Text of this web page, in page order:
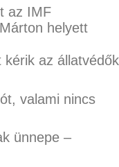
az IMF
helyett
az állatvédők
valami nincs
ünnepe –